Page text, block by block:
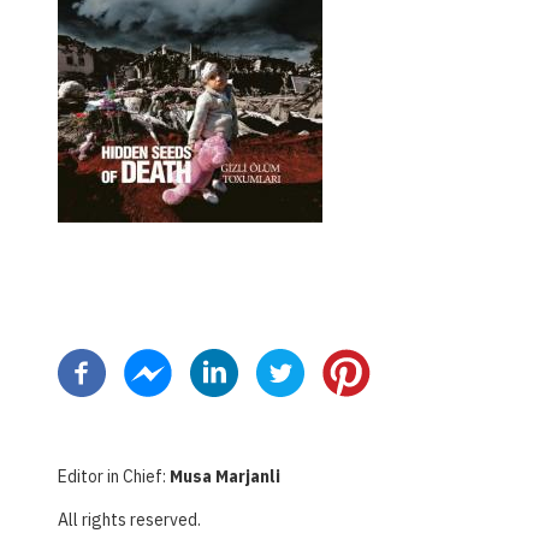
Editor in Chief: Musa Marjanli
All rights reserved.